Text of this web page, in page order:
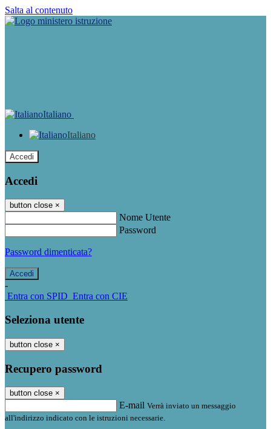
Salta al contenuto
Italiano
Italiano
Accedi
Accedi
button close ×
Nome Utente
Password
Password dimenticata?
-
Entra con SPID Entra con CIE
Seleziona utente
button close ×
Recupero password
button close ×
E-mail Verrà inviato un messaggio
all'indirizzo indicato con le istruzioni necessarie.